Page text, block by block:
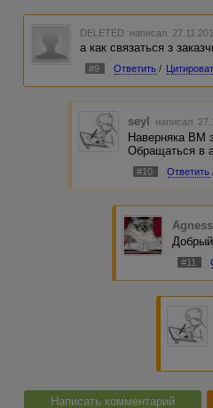
DELETED написал
а как связаться з
#9 Ответить /
seyl написал
Наверняка ВМ
Обращаться в
#10 Ответить
#11
Написать комментарий